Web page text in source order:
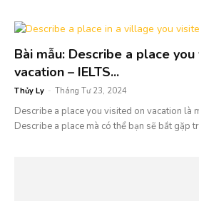
Bài mẫu: Describe a place
vacation – IELTS...
Thủy Ly - Tháng Tư 23, 2024
Describe a place you visited on vacation là
Describe a place mà có thể bạn sẽ bắt gặp